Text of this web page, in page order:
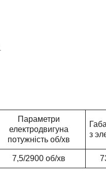
Параметри
електродвигуна
потужність об/хв
з
7,5/2900 об/хв